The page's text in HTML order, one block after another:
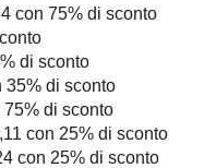
con 75% di sconto
di sconto
35% di sconto
di sconto
con 25% di sconto
con 25% di sconto